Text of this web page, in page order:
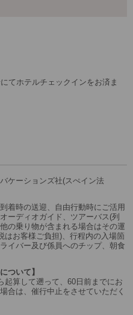
2604837
す。
す。
ます。
てホテルチェックインをお済ま
ケーションズ社(スぺイン法
着時の送迎、自由行動時にご活用
ーディオガイド、ツアーバス(列
の乗り物が含まれる場合はその運
はお客様ご負担)、行程内の入場箇
イバー及び係員へのチップ、朝食
ついて】
起算して遡って、60日前までにお
合は、催行中止をさせていただく